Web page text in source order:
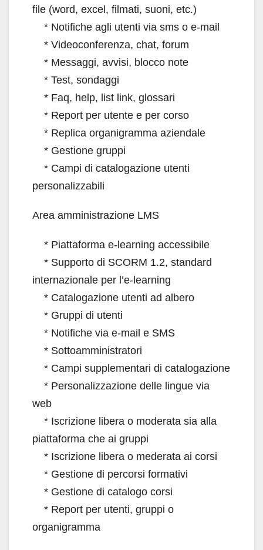
file (word, excel, filmati, suoni, etc.)
* Notifiche agli utenti via sms o e-mail
* Videoconferenza, chat, forum
* Messaggi, avvisi, blocco note
* Test, sondaggi
* Faq, help, list link, glossari
* Report per utente e per corso
* Replica organigramma aziendale
* Gestione gruppi
* Campi di catalogazione utenti
personalizzabili
Area amministrazione LMS
* Piattaforma e-learning accessibile
* Supporto di SCORM 1.2, standard
internazionale per l’e-learning
* Catalogazione utenti ad albero
* Gruppi di utenti
* Notifiche via e-mail e SMS
* Sottoamministratori
* Campi supplementari di catalogazione
* Personalizzazione delle lingue via
web
* Iscrizione libera o moderata sia alla
piattaforma che ai gruppi
* Iscrizione libera o mederata ai corsi
* Gestione di percorsi formativi
* Gestione di catalogo corsi
* Report per utenti, gruppi o
organigramma